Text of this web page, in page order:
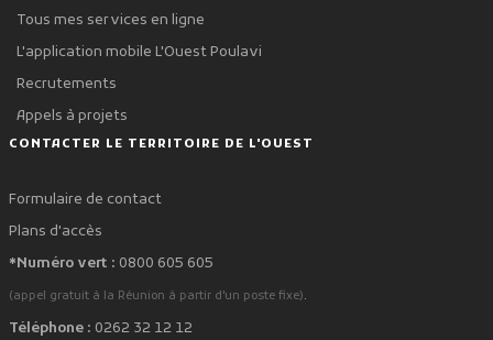
Tous mes services en ligne
L'application mobile L'Ouest Poulavi
Recrutements
Appels à projets
CONTACTER LE TERRITOIRE DE L'OUEST
Formulaire de contact
Plans d'accès
*Numéro vert : 0800 605 605
(appel gratuit à la Réunion à partir d'un poste fixe).
Téléphone : 0262 32 12 12